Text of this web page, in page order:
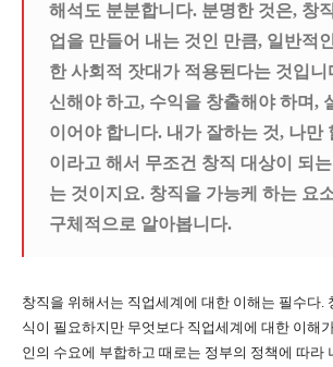
해석도 분분합니다. 분명한 것은, 창
업을 만들어 내는 것인 만큼, 일반적
한 사회적 잣대가 적용된다는 것입니
신해야 하고, 수익을 창출해야 하며,
이어야 합니다. 내가 잘하는 것, 나만
이라고 해서 무조건 창직 대상이 되
는 것이지요. 창직을 가능케 하는 요
구체적으로 알아봅니다.
창직을 위해서는 직업세계에 대한 이해는 필수다.
식이 필요하지만 무엇보다 직업세계에 대한 이해
인의 수요에 부합하고 때로는 정부의 정책에 따라